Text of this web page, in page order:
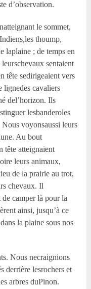
d’observation.
le sommet,
thoump,
laplaine ; de temps en
sentaient
tête sedirigeaient vers
lignedes cavaliers
del’horizon. Ils
lesbanderoles
voyonsaussi leurs
Au bout
tête atteignaient
leurs animaux,
de la prairie au trot,
chevaux. Il
camper là pour la
ainsi, jusqu’à ce
la plaine sous nos
Nous necraignions
derrière lesrochers et
arbres duPinon.